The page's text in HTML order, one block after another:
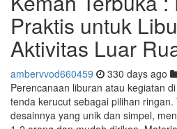
Praktis untuk
Aktivitas Luar
ambervvod660459 330 days ago
Perencanaan liburan atau kegiatan
tenda kerucut sebagai pilihan
desainnya yang unik dan simpel,